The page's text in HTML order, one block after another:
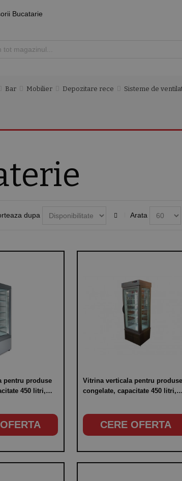
Bucatarie
Bar Mobilier Depozitare rece Sisteme de
dupa Arata
pentru produse
450 litri,
Vitrina verticala pentru produse
congelate, capacitate 450 litri,
CERE OFERTA